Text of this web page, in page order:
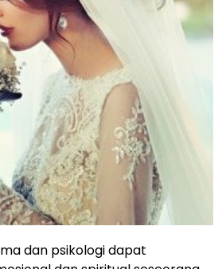
dan psikologi dapat